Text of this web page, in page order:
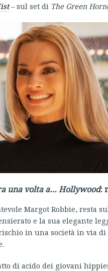
– sul set di The Green
una volta a… Hollywood:
Margot Robbie, resta
e la sua elegante
in una società in via
di acido dei giovani